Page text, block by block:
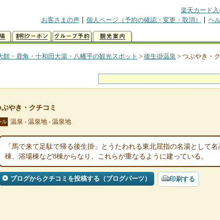
楽天カード
お客さまの声
個人ページ（予約の確認・変更・取消） ヘ
館・鹿角・十和田大湯・八幡平の観光スポット > 後生掛温泉 > つぶやき・
ぶやき・クチコミ
ル 温泉 - 温泉地 - 温泉地
「馬で来て足駄で帰る後生掛」とうたわれる東北屈指の名湯として
棟、浴場棟など8棟からなり、これらが重なるように建っている。
ブログからクチコミを投稿する（ブログパーツ） 印刷する